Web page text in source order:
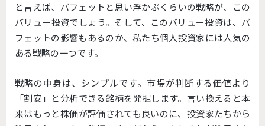
と言えば、バフェットと思い浮かぶくらいの戦略が、この
バリュー投資でしょう。そして、このバリュー投資は、バ
フェットの影響もあるのか、私たち個人投資家には人気の
ある戦略の一つです。
戦略の中身は、シンプルです。市場が判断する価値より
「割安」と分析できる銘柄を発掘します。言い換えると本
来はもっと株価が評価されても良いのに、投資家たちから